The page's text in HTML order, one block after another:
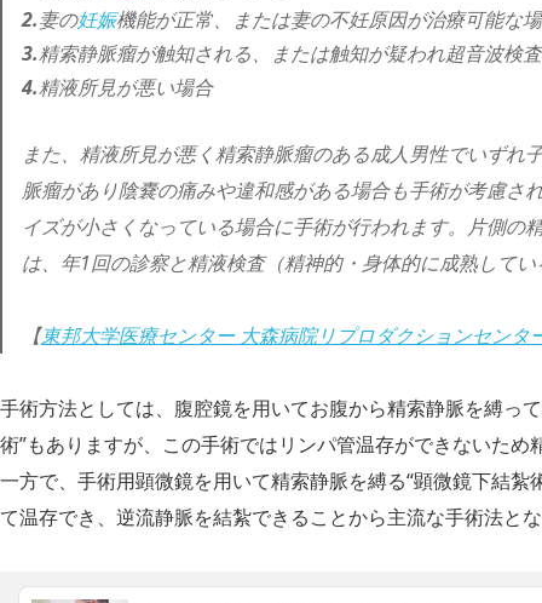
妻の妊娠機能が正常、または妻の不妊原因が治療可能な
精索静脈瘤が触知される、または触知が疑われ超音波検
精液所見が悪い場合
また、精液所見が悪く精索静脈瘤のある成人男性でいずれ
脈瘤があり陰嚢の痛みや違和感がある場合も手術が考慮さ
イズが小さくなっている場合に手術が行われます。片側の
は、年1回の診察と精液検査（精神的・身体的に成熟して
【東邦大学医療センター 大森病院リプロダクションセンタ
手術方法としては、腹腔鏡を用いてお腹から精索静脈を縛っ
術”もありますが、この手術ではリンパ管温存ができないた
一方で、手術用顕微鏡を用いて精索静脈を縛る“顕微鏡下結紮
て温存でき、逆流静脈を結紮できることから主流な手術法と